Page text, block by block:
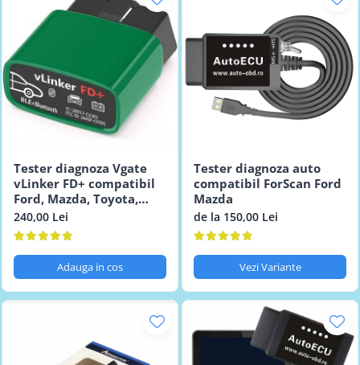
Tester diagnoza Vgate
vLinker FD+ compatibil
Ford, Mazda, Toyota,
Volvo
240,00 Lei
Adauga in cos
Tester diagnoza auto
compatibil ForScan Ford
Mazda
de la 150,00 Lei
Vezi Variante